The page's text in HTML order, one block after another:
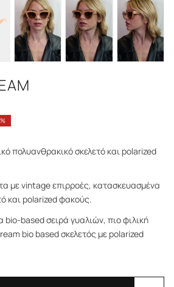
%
πολυανθρακικό σκελετό και polarized
με vintage επιρροές, κατασκευασμένα
και polarized φακούς.
bio-based σειρά γυαλιών, πιο φιλική
bio based σκελετός με polarized